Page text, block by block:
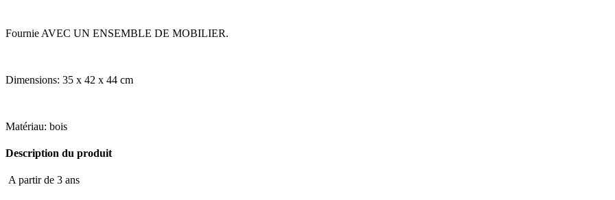
Fournie AVEC UN ENSEMBLE DE MOBILIER.
Dimensions: 35 x 42 x 44 cm
Matériau: bois
Description du produit
A partir de 3 ans